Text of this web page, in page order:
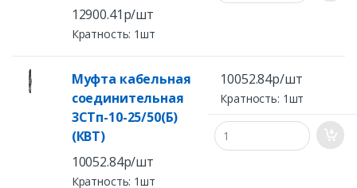
12900.41р/шт
Кратность: 1шт
Муфта кабельная
соединительная
3СТп-10-25/50(Б)
(КВТ)
10052.84р/шт
Кратность: 1шт
10052.84р/шт
Кратность: 1шт